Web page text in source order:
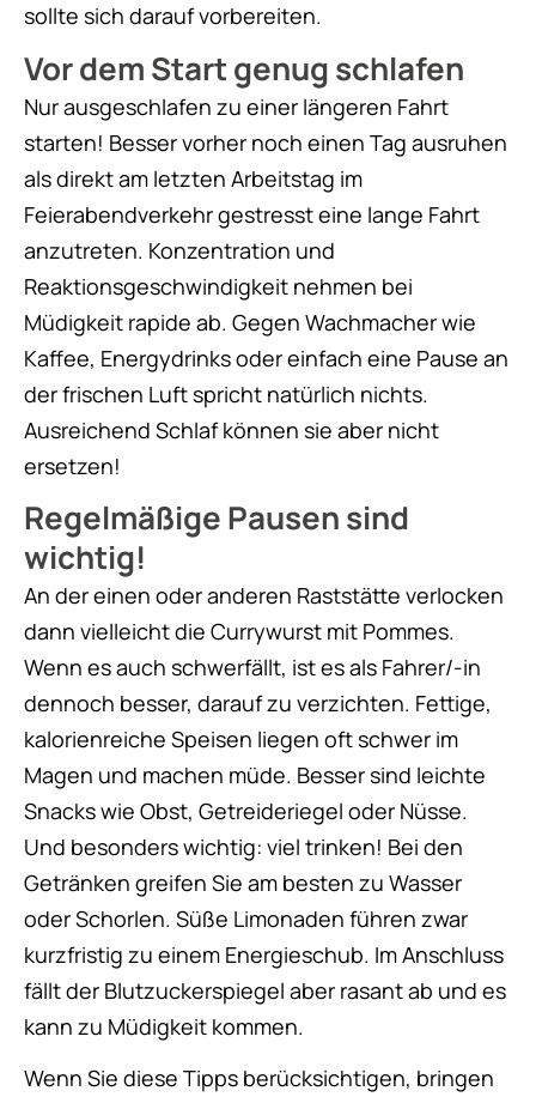
sollte sich darauf vorbereiten.
Vor dem Start genug schlafen
Nur ausgeschlafen zu einer längeren Fahrt
starten! Besser vorher noch einen Tag ausruhen
als direkt am letzten Arbeitstag im
Feierabendverkehr gestresst eine lange Fahrt
anzutreten. Konzentration und
Reaktionsgeschwindigkeit nehmen bei
Müdigkeit rapide ab. Gegen Wachmacher wie
Kaffee, Energydrinks oder einfach eine Pause an
der frischen Luft spricht natürlich nichts.
Ausreichend Schlaf können sie aber nicht
ersetzen!
Regelmäßige Pausen sind
wichtig!
An der einen oder anderen Raststätte verlocken
dann vielleicht die Currywurst mit Pommes.
Wenn es auch schwerfällt, ist es als Fahrer/-in
dennoch besser, darauf zu verzichten. Fettige,
kalorienreiche Speisen liegen oft schwer im
Magen und machen müde. Besser sind leichte
Snacks wie Obst, Getreideriegel oder Nüsse.
Und besonders wichtig: viel trinken! Bei den
Getränken greifen Sie am besten zu Wasser
oder Schorlen. Süße Limonaden führen zwar
kurzfristig zu einem Energieschub. Im Anschluss
fällt der Blutzuckerspiegel aber rasant ab und es
kann zu Müdigkeit kommen.
Wenn Sie diese Tipps berücksichtigen, bringen